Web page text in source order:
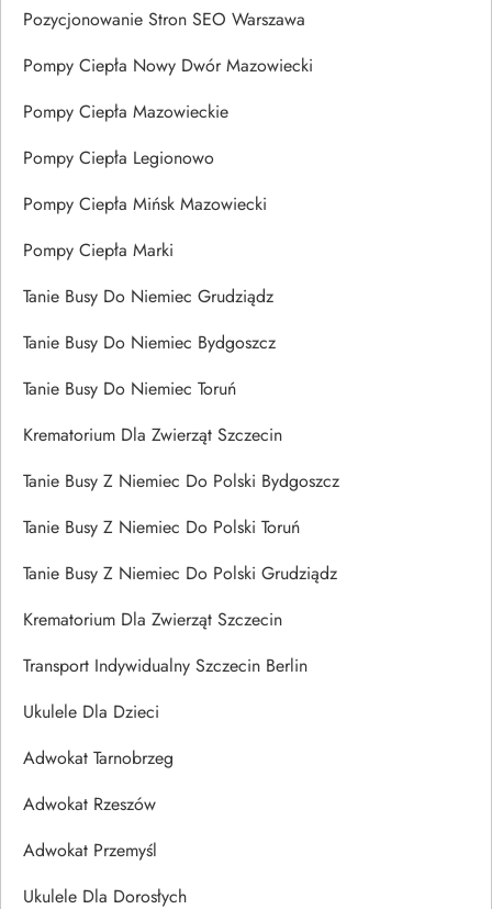
Pozycjonowanie Stron SEO Warszawa
Pompy Ciepła Nowy Dwór Mazowiecki
Pompy Ciepła Mazowieckie
Pompy Ciepła Legionowo
Pompy Ciepła Mińsk Mazowiecki
Pompy Ciepła Marki
Tanie Busy Do Niemiec Grudziądz
Tanie Busy Do Niemiec Bydgoszcz
Tanie Busy Do Niemiec Toruń
Krematorium Dla Zwierząt Szczecin
Tanie Busy Z Niemiec Do Polski Bydgoszcz
Tanie Busy Z Niemiec Do Polski Toruń
Tanie Busy Z Niemiec Do Polski Grudziądz
Krematorium Dla Zwierząt Szczecin
Transport Indywidualny Szczecin Berlin
Ukulele Dla Dzieci
Adwokat Tarnobrzeg
Adwokat Rzeszów
Adwokat Przemyśl
Ukulele Dla Dorosłych